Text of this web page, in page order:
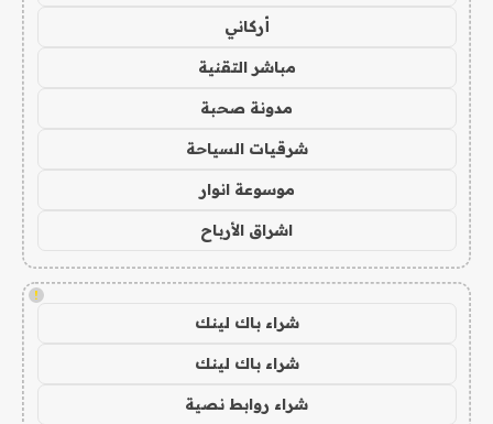
أركاني
مباشر التقنية
مدونة صحبة
شرقيات السياحة
موسوعة انوار
اشراق الأرباح
!
شراء باك لينك
شراء باك لينك
شراء روابط نصية